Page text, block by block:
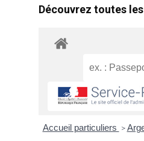
Découvrez toutes
Accueil particuliers >